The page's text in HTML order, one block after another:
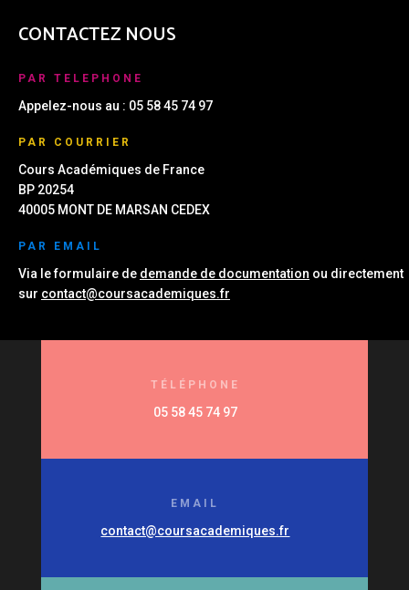
CONTACTEZ NOUS
PAR TELEPHONE
Appelez-nous au : 05 58 45 74 97
PAR COURRIER
Cours Académiques de France
BP 20254
40005 MONT DE MARSAN CEDEX
PAR EMAIL
Via le formulaire de demande de documentation ou directement
sur contact@coursacademiques.fr
TÉLÉPHONE
05 58 45 74 97
EMAIL
contact@coursacademiques.fr